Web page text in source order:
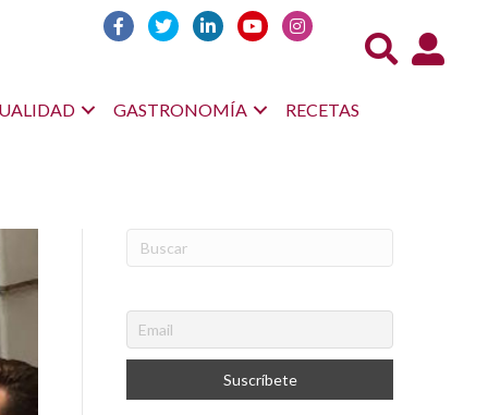
Acceso
GASTRONOMÍA RECETAS